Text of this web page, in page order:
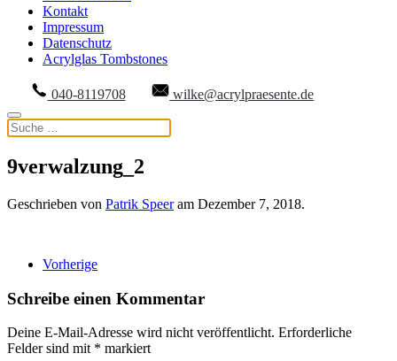
Kontakt
Impressum
Datenschutz
Acrylglas Tombstones
040-8119708 wilke@acrylpraesente.de
9verwalzung_2
Geschrieben von Patrik Speeram Dezember 7, 2018.
Vorherige
Schreibe einen Kommentar
Deine E-Mail-Adresse wird nicht veröffentlicht. Erforderliche
Felder sind mit * markiert